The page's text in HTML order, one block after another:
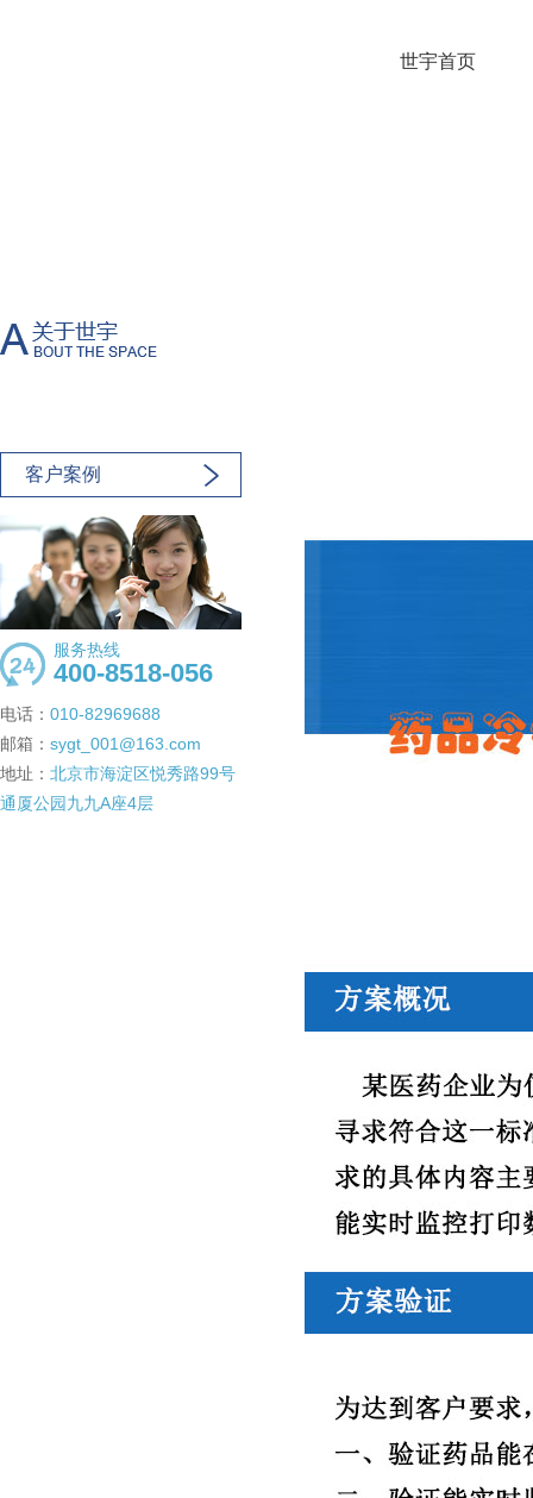
世宇首页
客户案例
服务热线
400-8518-056
电话： 010-82969688
邮箱： sygt_001@163.com
地址： 北京市海淀区悦秀路99号
通厦公园九九A座4层